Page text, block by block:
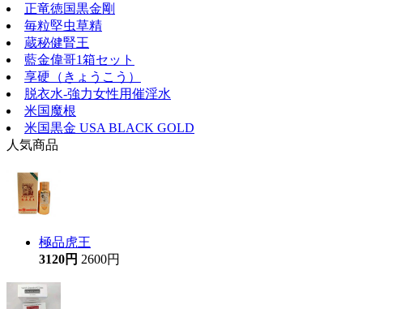
正竜徳国黒金剛
毎粒堅虫草精
蔵秘健腎王
藍金偉哥1箱セット
享硬（きょうこう）
脱衣水-強力女性用催淫水
米国魔根
米国黒金 USA BLACK GOLD
人気商品
極品虎王
3120円 2600円